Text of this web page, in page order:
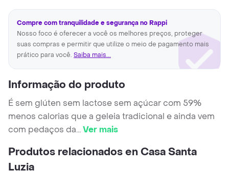
Compre com tranquilidade e segurança no Rappi
Nosso foco é oferecer a você os melhores preços, proteger
suas compras e permitir que utilize o meio de pagamento mais
prático para você. Saiba mais...
Informação do produto
É sem glúten sem lactose sem açúcar com 59%
menos calorias que a geleia tradicional e ainda vem
com pedaços da...Ver mais
Produtos relacionados en Casa Santa
Luzia